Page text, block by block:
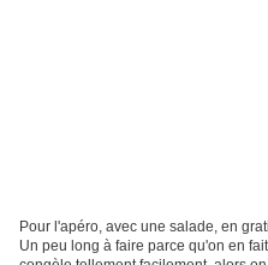
Pour l'apéro, avec une salade, en
Un peu long à faire parce qu'on en